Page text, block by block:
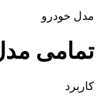
مدل خودرو
تمامی
کاربرد